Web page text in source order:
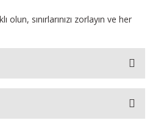
olun, sınırlarınızı zorlayın ve her
siz yapın!